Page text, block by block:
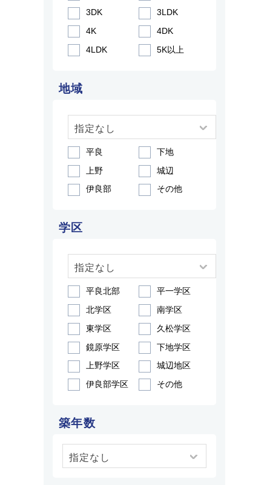
3DK
3LDK
4K
4DK
4LDK
5K以上
地域
平良
下地
上野
城辺
伊良部
その他
学区
平良北部
平一学区
北学区
南学区
東学区
久松学区
鏡原学区
下地学区
上野学区
城辺地区
伊良部学区
その他
築年数